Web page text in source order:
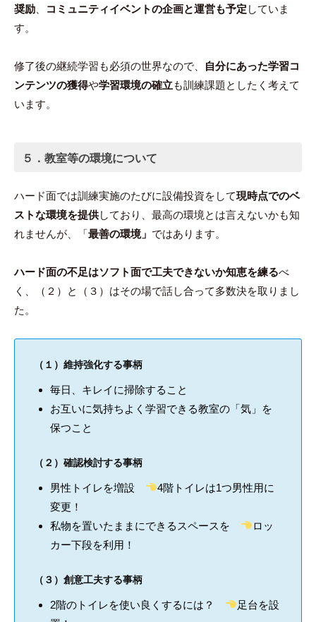
奨励、 コミュニティイベントの企画と運営も予定 していま
す。
修了後の継続学習も必須の世界なので、
自分にあった学習コ
ンテンツの獲得や学習環境の確立も訓練課題としたく考えて
います。
５．教室等の環境について
ハード面では訓練実施のたびに設備投資をして現時点でのベ
ストな環境を提供しており、最高の環境とは言えないかも知
れませんが、「最善の環境」 ではあります。
ハード面の不足はソフト面で工夫できないか知恵を練るべ
く、（２）と（３）はその場で話し合って多数決を取りまし
た。
（１）維持強化する事柄
毎日、キレイに掃除すること
お互いに気持ちよく学習できる教室の「気」を
保つこと
（２）確認検討する事柄
男性トイレを増設
4階トイレは1つ男性用に
変更！
私物を置いたままにできるスペースを
ロッ
カー下段を利用！
（３）創意工夫する事柄
2階のトイレを使い良くするには？
足台を設